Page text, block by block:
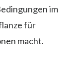
im
für
macht.